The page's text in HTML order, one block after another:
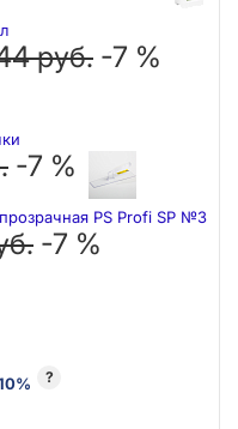
руб. -7 %
-7 %
PS Profi SP №3
-7 %
?